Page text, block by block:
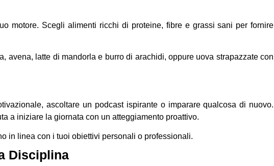
motore. Scegli alimenti ricchi di proteine, fibre e grassi sani per fornire
avena, latte di mandorla e burro di arachidi, oppure uova strapazzate con
ascoltare un podcast ispirante o imparare qualcosa di nuovo.
a iniziare la giornata con un atteggiamento proattivo.
in linea con i tuoi obiettivi personali o professionali.
Disciplina